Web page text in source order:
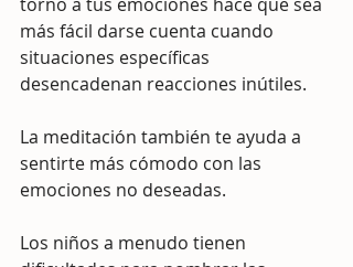
más fácil darse cuenta cuando
situaciones específicas
desencadenan reacciones inútiles.
La meditación también te ayuda a
sentirte más cómodo con las
emociones no deseadas.
Los niños a menudo tienen